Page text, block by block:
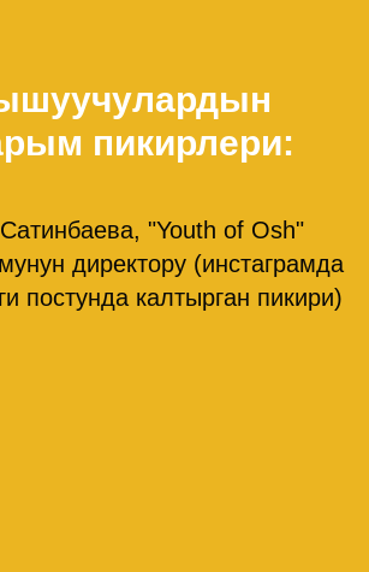
пикирлери:
"Youth of Osh"
директору (инстаграмда
постунда калтырган пикири)